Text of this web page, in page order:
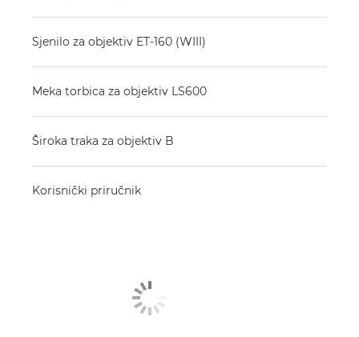
Sjenilo za objektiv ET-160 (WIII)
Meka torbica za objektiv LS600
Široka traka za objektiv B
Korisnički priručnik